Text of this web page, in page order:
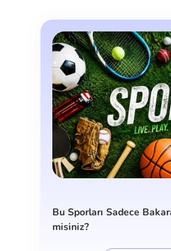
Bu Sporları Sadece
misiniz?